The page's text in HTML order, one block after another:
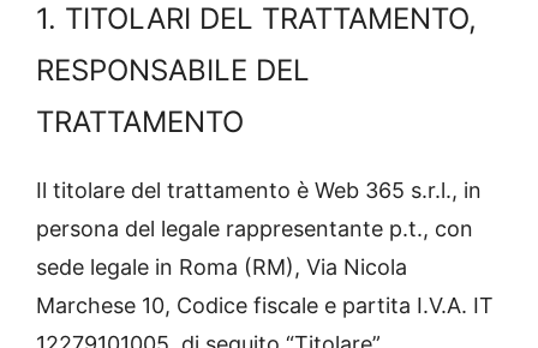
1. TITOLARI DEL TRATTAMENTO,
RESPONSABILE DEL
TRATTAMENTO
Il titolare del trattamento è Web 365 s.r.l., in
persona del legale rappresentante p.t., con
sede legale in Roma (RM), Via Nicola
Marchese 10, Codice fiscale e partita I.V.A. IT